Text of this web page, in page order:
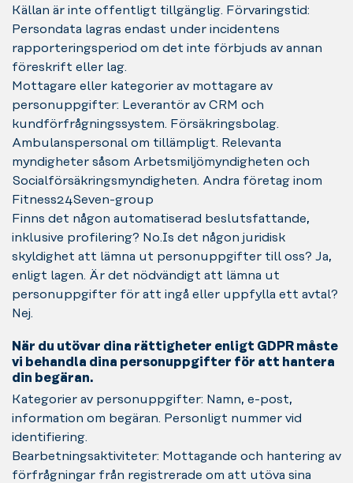
Källan är inte offentligt tillgänglig. Förvaringstid:
Persondata lagras endast under incidentens
rapporteringsperiod om det inte förbjuds av annan
föreskrift eller lag.
Mottagare eller kategorier av mottagare av
personuppgifter: Leverantör av CRM och
kundförfrågningssystem. Försäkringsbolag.
Ambulanspersonal om tillämpligt. Relevanta
myndigheter såsom Arbetsmiljömyndigheten och
Socialförsäkringsmyndigheten. Andra företag inom
Fitness24Seven-group
Finns det någon automatiserad beslutsfattande,
inklusive profilering? No.Is det någon juridisk
skyldighet att lämna ut personuppgifter till oss? Ja,
enligt lagen. Är det nödvändigt att lämna ut
personuppgifter för att ingå eller uppfylla ett avtal?
Nej.
När du utövar dina rättigheter enligt GDPR måste
vi behandla dina personuppgifter för att hantera
din begäran.
Kategorier av personuppgifter: Namn, e-post,
information om begäran. Personligt nummer vid
identifiering.
Bearbetningsaktiviteter: Mottagande och hantering av
förfrågningar från registrerade om att utöva sina